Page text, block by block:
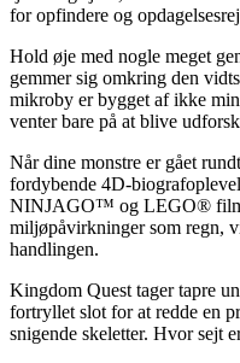
for opfindere og
Hold øje med nogle meget
gemmer sig omkring den
mikroby er bygget af ikke
venter bare på at blive
Når dine monstre er gået
fordybende 4D-
NINJAGO™ og LEGO®
miljøpåvirkninger som regn,
handlingen.
Kingdom Quest tager tapre
fortryllet slot for at redde en
snigende skeletter. Hvor sejt